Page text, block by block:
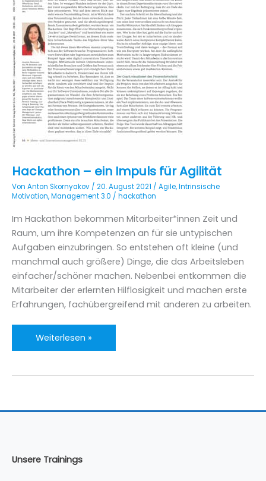
Hackathon – ein Impuls für Agilität
Von Anton Skornyakov / 20. August 2021 / Agile,Intrinsische
Motivation,Management 3.0 / hackathon
Im Hackathon bekommen Mitarbeiter*innen Zeit und
Raum, um ihre Kompetenzen an für sie untypischen
Aufgaben einzubringen. So entstehen oft kleine (und
manchmal auch größere) Dinge, die das Arbeitsleben
einfacher/schöner machen. Nebenbei entkommen die
Mitarbeiter der erlernten Hilflosigkeit und machen erste
Erfahrungen, fachübergreifend mit anderen zu arbeiten.
Hackathon
–
Impuls
Agilität
Weiterlesen »
Unsere Trainings